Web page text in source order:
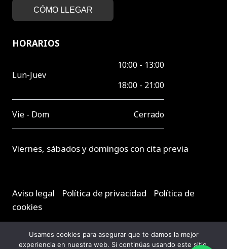
CÓMO LLEGAR
HORARIOS
Lun-Juev
10:00 - 13:00
18:00 - 21:00
Vie - Dom Cerrado
Viernes, sábados y domingos con cita previa
Aviso legal Política de privacidad
Política de
cookies
Diseñado por746 Global Brand Concept S.L.
Usamos cookies para asegurar que te damos la mejor
experiencia en nuestra web. Si continúas usando este sitio,